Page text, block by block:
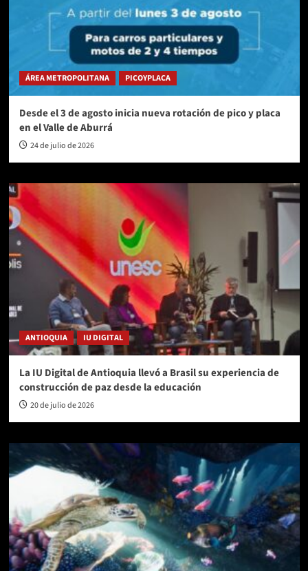
ÁREA METROPOLITANA PICOYPLACA
Desde el 3 de agosto inicia nueva rotación de pico y placa
en el Valle de Aburrá
24 de julio de 2026
ANTIOQUIA IU DIGITAL
La IU Digital de Antioquia llevó a Brasil su experiencia de
construcción de paz desde la educación
20 de julio de 2026